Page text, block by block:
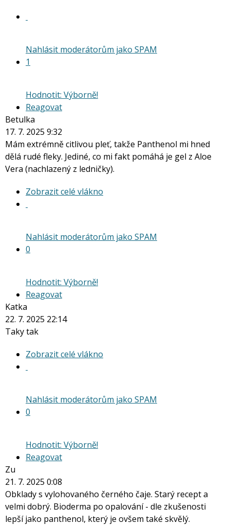
Nahlásit moderátorům jako SPAM
1
Hodnotit: Výborně!
Reagovat
Betulka
17. 7. 2025 9:32
Mám extrémně citlivou pleť, takže Panthenol mi hned
dělá rudé fleky. Jediné, co mi fakt pomáhá je gel z Aloe
Vera (nachlazený z ledničky).
Zobrazit celé vlákno
Nahlásit moderátorům jako SPAM
0
Hodnotit: Výborně!
Reagovat
Katka
22. 7. 2025 22:14
Taky tak
Zobrazit celé vlákno
Nahlásit moderátorům jako SPAM
0
Hodnotit: Výborně!
Reagovat
Zu
21. 7. 2025 0:08
Obklady s vylohovaného černého čaje. Starý recept a
velmi dobrý. Bioderma po opalování - dle zkušenosti
lepší jako panthenol, který je ovšem také skvělý.